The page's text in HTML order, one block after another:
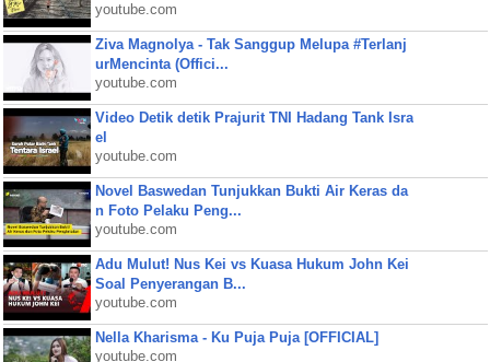
youtube.com
Ziva Magnolya - Tak Sanggup Melupa #Terlanj
urMencinta (Offici...
youtube.com
Video Detik detik Prajurit TNI Hadang Tank Isra
el
youtube.com
Novel Baswedan Tunjukkan Bukti Air Keras da
n Foto Pelaku Peng...
youtube.com
Adu Mulut! Nus Kei vs Kuasa Hukum John Kei
Soal Penyerangan B...
youtube.com
Nella Kharisma - Ku Puja Puja [OFFICIAL]
youtube.com